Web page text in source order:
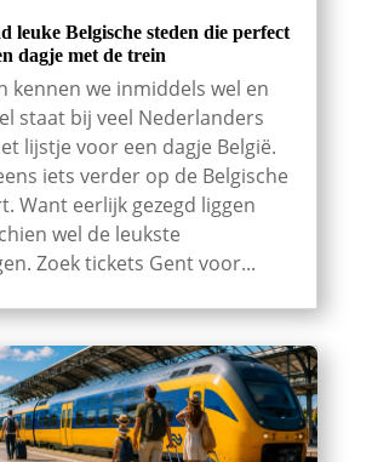
leuke Belgische steden die perfect
dagje met de trein
kennen we inmiddels wel en
staat bij veel Nederlanders
lijstje voor een dagje België.
iets verder op de Belgische
Want eerlijk gezegd liggen
wel de leukste
Zoek tickets Gent voor...